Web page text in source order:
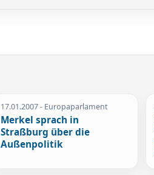
17.01.2007- Europaparlament
Merkel sprach in
Straßburg über die
Außenpolitik